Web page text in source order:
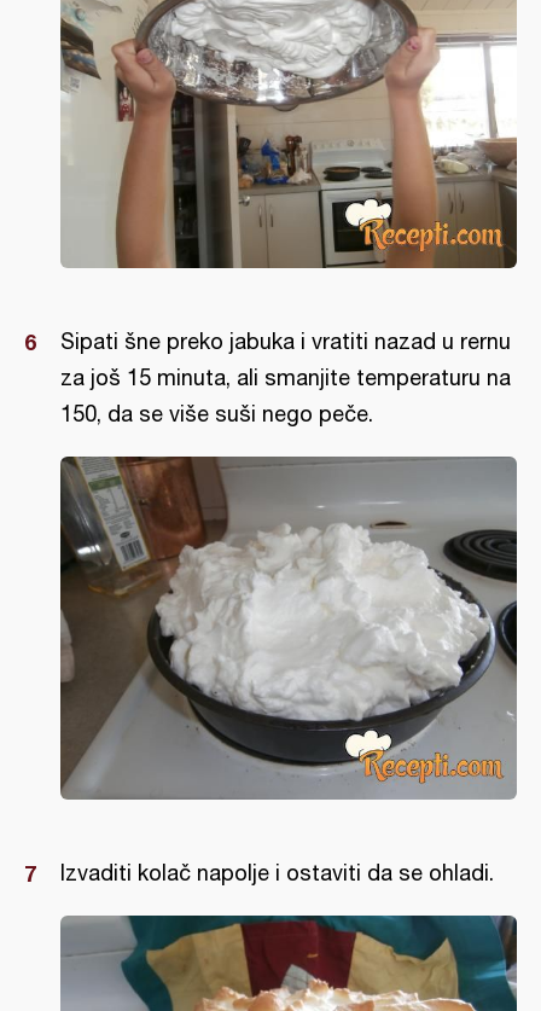
Sipati šne preko jabuka i vratiti nazad u rernu
za još 15 minuta, ali smanjite temperaturu na
150, da se više suši nego peče.
Izvaditi kolač napolje i ostaviti da se ohladi.